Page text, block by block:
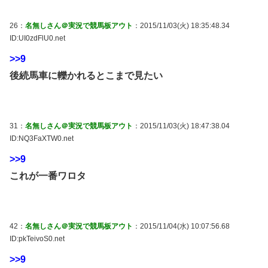
26： 名無しさん＠実況で競馬板アウト ：2015/11/03(火) 18:35:48.34
ID:UI0zdFlU0.net
>>9
後続馬車に轢かれるとこまで見たい
31： 名無しさん＠実況で競馬板アウト ：2015/11/03(火) 18:47:38.04
ID:NQ3FaXTW0.net
>>9
これが一番ワロタ
42： 名無しさん＠実況で競馬板アウト ：2015/11/04(水) 10:07:56.68
ID:pkTeivoS0.net
>>9